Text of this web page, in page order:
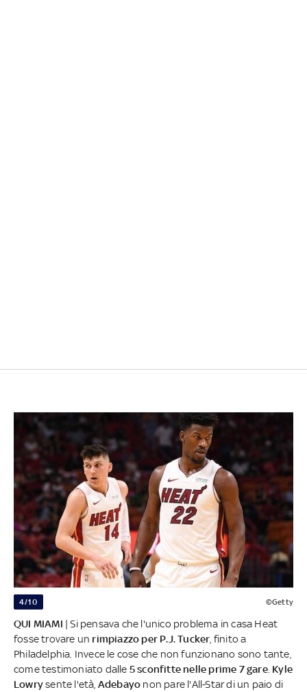
4/10 ©Getty
QUI MIAMI | Si pensava che l'unico problema in casa Heat
fosse trovare un rimpiazzo per P.J. Tucker , finito a
Philadelphia. Invece le cose che non funzionano sono tante,
come testimoniato dalle 5 sconfitte nelle prime 7 gare. Kyle
Lowrysente l'età, Adebayo non pare l'All-Star di un paio di